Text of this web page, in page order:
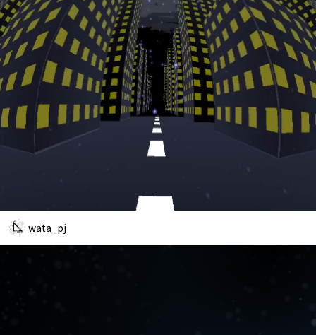
wata_pj